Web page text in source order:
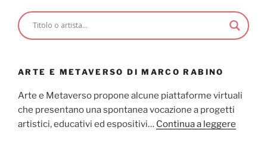
ARTE E METAVERSO DI MARCO RABINO
Arte e Metaverso propone alcune piattaforme virtuali
che presentano una spontanea vocazione a progetti
artistici, educativi ed espositivi… Continua a leggere